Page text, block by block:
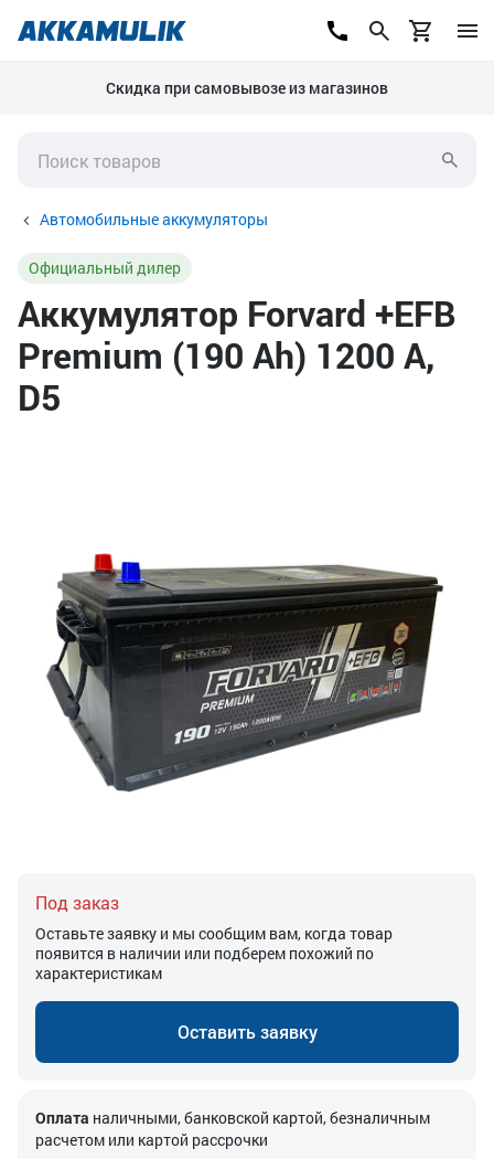
Скидка при самовывозе из магазинов
Автомобильные аккумуляторы
Официальный дилер
Аккумулятор Forvard +EFB
Premium (190 Ah) 1200 А,
D5
Под заказ
Оставьте заявку и мы сообщим вам, когда товар
появится в наличии или подберем похожий по
характеристикам
Оставить заявку
Оплата наличными, банковской картой, безналичным
расчетом или картой рассрочки